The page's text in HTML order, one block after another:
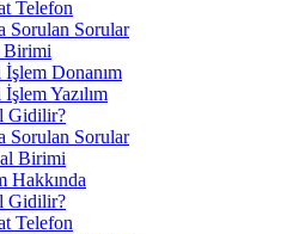
Telefon
Sorulan Sorular
Birimi
Donanım
Yazılım
Gidilir?
Sorulan Sorular
Birimi
Hakkında
Gidilir?
Telefon